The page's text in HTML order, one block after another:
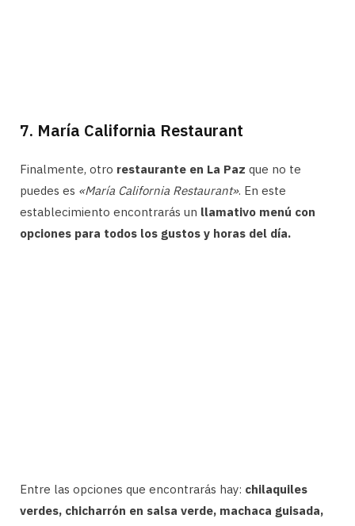
7. María California Restaurant
Finalmente, otro restaurante en La Paz que no te
puedes es «María California Restaurant». En este
establecimiento encontrarás un llamativo menú con
opciones para todos los gustos y horas del día.
Entre las opciones que encontrarás hay: chilaquiles
verdes, chicharrón en salsa verde, machaca guisada,